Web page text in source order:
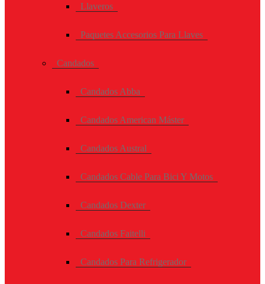
Llaveros
Paquetes Accesorios Para Llaves
Candados
Candados Abba
Candados American Máster
Candados Austral
Candados Cable Para Bici Y Motos
Candados Dexter
Candados Faitelli
Candados Para Refrigerador